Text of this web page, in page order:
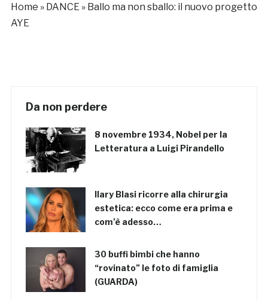
Home » DANCE» Ballo ma non sballo: il nuovo progetto
AYE
Da non perdere
8 novembre 1934, Nobel per la
Letteratura a Luigi Pirandello
Ilary Blasi ricorre alla chirurgia
estetica: ecco come era prima e
com’è adesso…
30 buffi bimbi che hanno
“rovinato” le foto di famiglia
(GUARDA)